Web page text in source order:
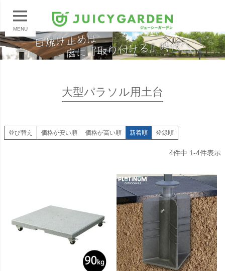
MENU
大型パラソル用土台
並び替え 価格が安い順 価格が高い順 新着順 登録順
4件中 1-4件表示